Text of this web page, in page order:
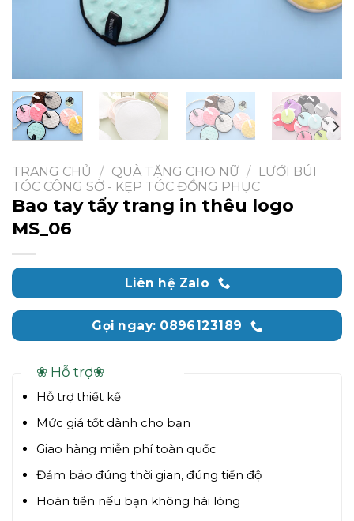
TRANG CHỦ / QUÀ TẶNG CHO NỮ /
LƯỚI BÚI
TÓC CÔNG SỞ - KẸP TÓC ĐỒNG PHỤC
Bao tay tẩy trang in thêu logo
MS_06
Liên hệ Zalo
Gọi ngay: 0896123189
❀ Hỗ trợ❀
Hỗ trợ thiết kế
Mức giá tốt dành cho bạn
Giao hàng miễn phí toàn quốc
Đảm bảo đúng thời gian, đúng tiến độ
Hoàn tiền nếu bạn không hài lòng